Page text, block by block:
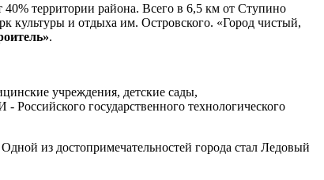
40% территории района. Всего в 6,5 км от Ступино
культуры и отдыха им. Островского. «Город чистый,
.
учреждения, детские сады,
государственного технологического
из достопримечательностей города стал Ледовый